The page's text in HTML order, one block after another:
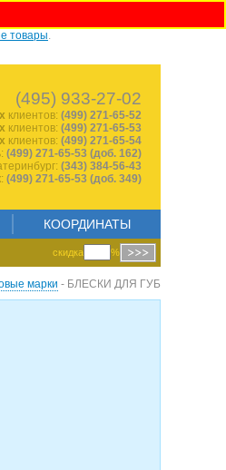
товары.
(495) 933-27-02
клиентов: (499) 271-65-52
клиентов: (499) 271-65-53
клиентов: (499) 271-65-54
(499) 271-65-53 (доб. 162)
(343) 384-56-43
(499) 271-65-53 (доб. 349)
КООРДИНАТЫ
скидка %
марки - БЛЕСКИ ДЛЯ ГУБ